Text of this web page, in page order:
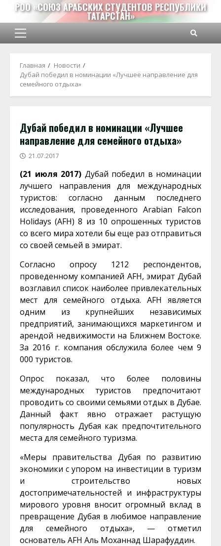
Перейти
содержимому
РОО «СОЮЗ АРАБСКИХ СТУДЕНТОВ РЕСПУБЛИКИ
ТАТАРСТАН»
Основное
Главная
Новости
Дубай победил в номинации «Лучшее направление для
семейного отдыха»
Дубай победил в номинации «Лучшее
направление для семейного отдыха»
21.07.2017
(21 июля 2017) Дубай победил в номинации
лучшего направления для международных
туристов: согласно данным последнего
исследования, проведенного Arabian Falcon
Holidays (AFH) 8 из 10 опрошенных туристов
со всего мира хотели бы еще раз отправиться
со своей семьей в эмират.
Согласно опросу 1212 респондентов,
проведенному компанией AFH, эмират Дубай
возглавил список наиболее привлекательных
мест для семейного отдыха. AFH является
одним из крупнейших независимых
предприятий, занимающихся маркетингом и
арендой недвижимости на Ближнем Востоке.
За 2016 г. компания обслужила более чем 9
000 туристов.
Опрос показал, что более половины
международных туристов предпочитают
проводить со своими семьями отдых в Дубае.
Данный факт явно отражает растущую
популярность Дубая как предпочтительного
места для семейного туризма.
«Меры правительства Дубая по развитию
экономики с упором на инвестиции в туризм
и строительство новых
достопримечательностей и инфраструктуры
мирового уровня вносит огромный вклад в
превращение Дубая в любимое направление
для семейного отдыха», — отметил
основатель AFH Аль Моханнад Шарафуддин.